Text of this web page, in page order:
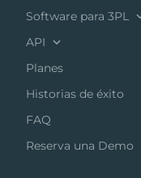
Software para 3PL
API
Planes
Historias de éxito
FAQ
Reserva una Demo